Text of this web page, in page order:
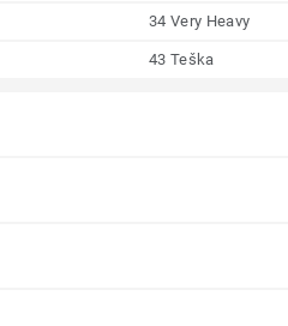
34 Very Heavy
43 Teška